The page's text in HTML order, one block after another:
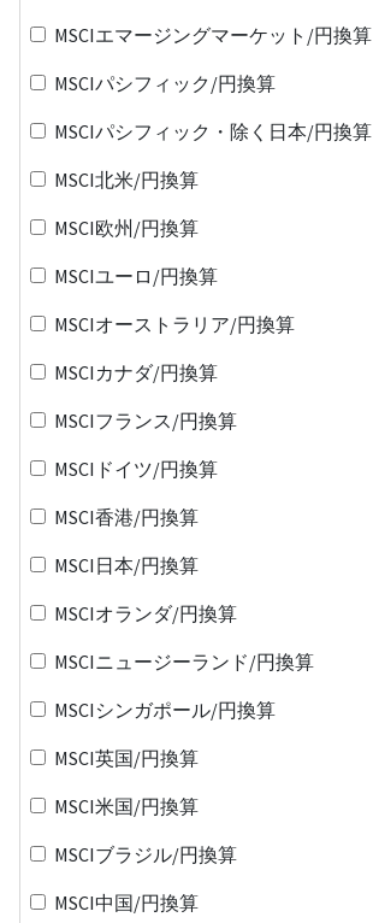
MSCIエマージングマーケット/円換算
MSCIパシフィック/円換算
MSCIパシフィック・除く日本/円換算
MSCI北米/円換算
MSCI欧州/円換算
MSCIユーロ/円換算
MSCIオーストラリア/円換算
MSCIカナダ/円換算
MSCIフランス/円換算
MSCIドイツ/円換算
MSCI香港/円換算
MSCI日本/円換算
MSCIオランダ/円換算
MSCIニュージーランド/円換算
MSCIシンガポール/円換算
MSCI英国/円換算
MSCI米国/円換算
MSCIブラジル/円換算
MSCI中国/円換算